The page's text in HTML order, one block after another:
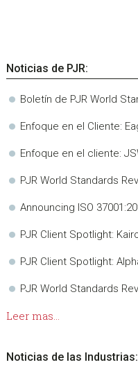
Noticias de PJR:
Boletín de PJR World
Enfoque en el Cliente:
Enfoque en el cliente:
PJR World Standards
Announcing ISO
PJR Client Spotlight:
PJR Client Spotlight:
PJR World Standards
Leer mas...
Noticias de las Industrias: